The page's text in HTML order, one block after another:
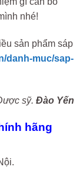
nhé!
sản phẩm sáp
danh-muc/sap-
sỹ. Đào Yến
hãng